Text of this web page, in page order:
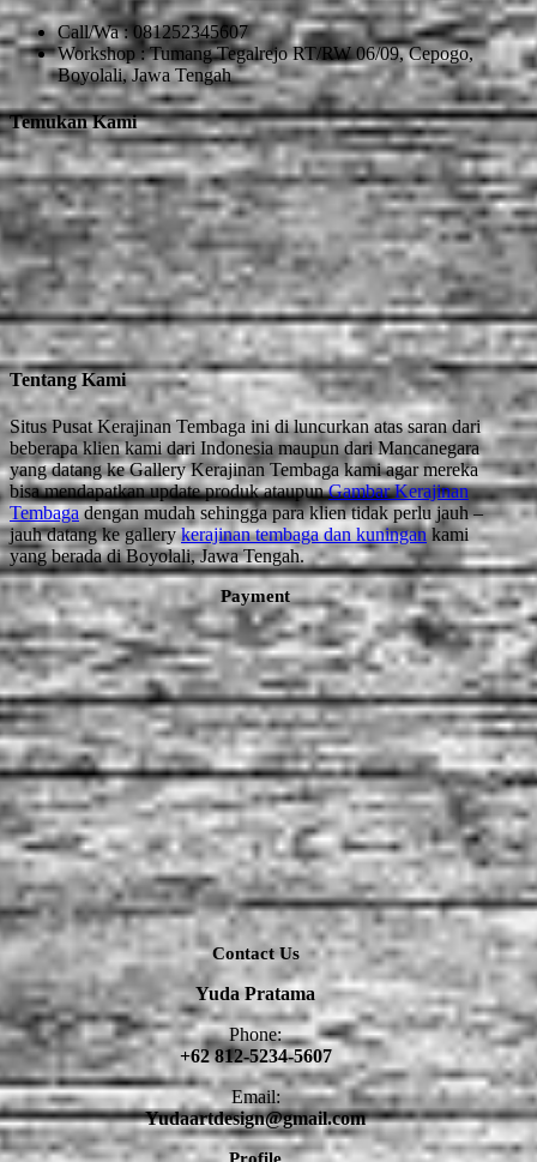
Call/Wa : 081252345607
Workshop : Tumang Tegalrejo RT/RW 06/09, Cepogo,
Boyolali, Jawa Tengah
Temukan Kami
Tentang Kami
Situs Pusat Kerajinan Tembaga ini di luncurkan atas saran dari
beberapa klien kami dari Indonesia maupun dari Mancanegara
yang datang ke Gallery Kerajinan Tembaga kami agar mereka
bisa mendapatkan update produk ataupunGambar Kerajinan
Tembagadengan mudah sehingga para klien tidak perlu jauh –
jauh datang ke gallerykerajinan tembaga dan kuningankami
yang berada di Boyolali, Jawa Tengah.
Payment
Contact Us
Yuda Pratama
Phone:
+62 812-5234-5607
Email:
Yudaartdesign@gmail.com